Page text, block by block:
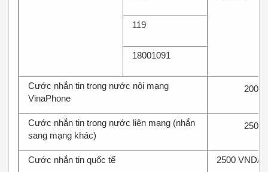
119
18001091
Cước nhắn tin trong nước nội mạng
VinaPhone
200
Cước nhắn tin trong nước liên mạng (nhắn
sang mạng khác)
250
Cước nhắn tin quốc tế 2500 VND/